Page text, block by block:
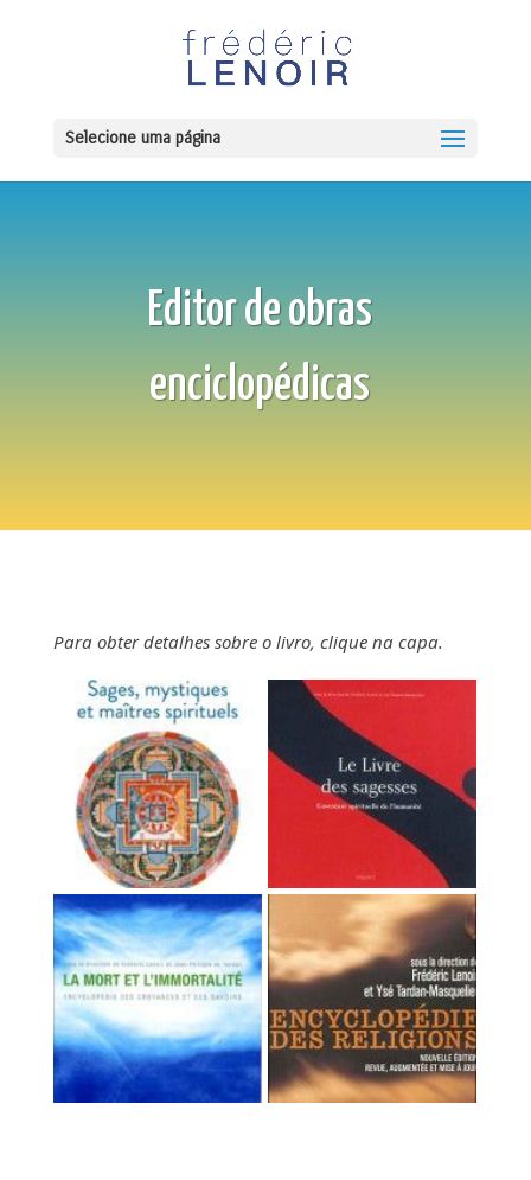
Selecione uma página
Editor de obras
enciclopédicas
Para obter detalhes sobre o livro, clique na capa.